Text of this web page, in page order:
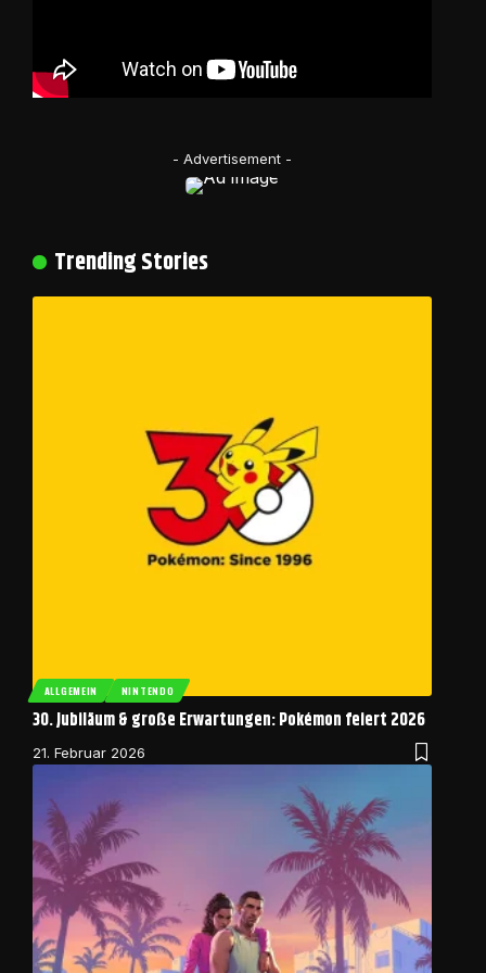
- Advertisement -
Trending Stories
ALLGEMEIN NINTENDO
30. Jubiläum & große Erwartungen: Pokémon feiert 2026
21. Februar 2026